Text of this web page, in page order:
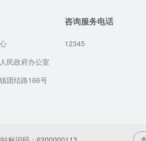
民政府办公室
团结路166号
咨询服务电话
12345